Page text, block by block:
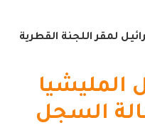
لمقر اللجنة القطرية
المليشيا
السجل